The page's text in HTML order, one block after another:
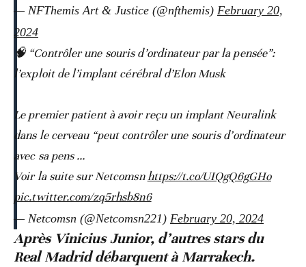
— NFThemis Art & Justice (@nfthemis) February 20,
2024
🧠 “Contrôler une souris d’ordinateur par la pensée”:
l’exploit de l’implant cérébral d’Elon Musk
Le premier patient à avoir reçu un implant Neuralink
dans le cerveau “peut contrôler une souris d’ordinateur
avec sa pens ...
Voir la suite sur Netcomsnhttps://t.co/UIQgQ6gGHo
pic.twitter.com/zq5rhsb8n6
— Netcomsn (@Netcomsn221) February 20, 2024
Après Vinicius Junior, d’autres stars du
Real Madrid débarquent à Marrakech.